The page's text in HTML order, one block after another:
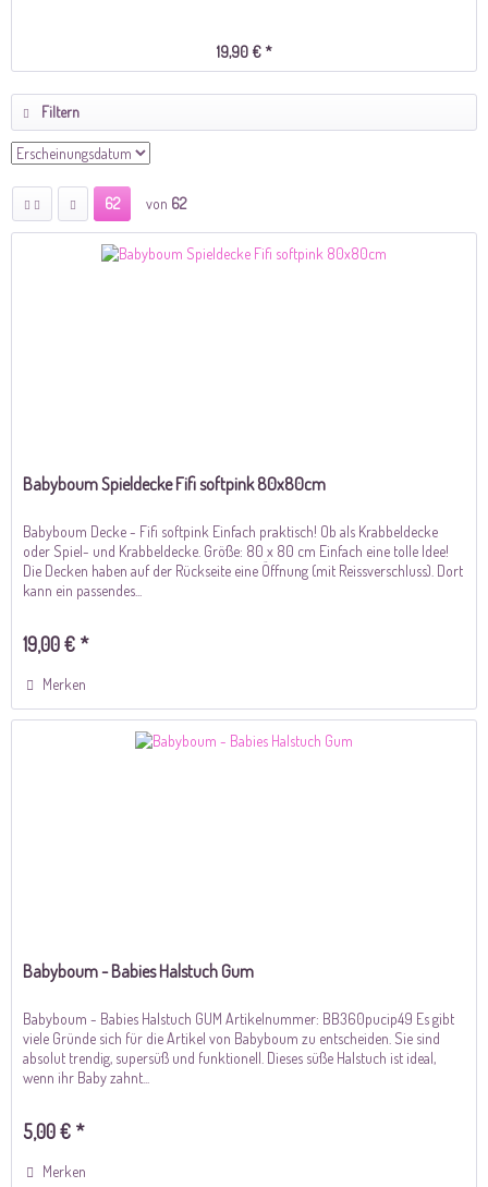
19,90 € *
Filtern
62 von 62
Babyboum Spieldecke Fifi softpink 80x80cm
Babyboum Decke - Fifi softpink Einfach praktisch! Ob als Krabbeldecke
oder Spiel- und Krabbeldecke. Größe: 80 x 80 cm Einfach eine tolle Idee!
Die Decken haben auf der Rückseite eine Öffnung (mit Reissverschluss). Dort
kann ein passendes...
19,00 € *
Merken
Babyboum - Babies Halstuch Gum
Babyboum - Babies Halstuch GUM Artikelnummer: BB360pucip49 Es gibt
viele Gründe sich für die Artikel von Babyboum zu entscheiden. Sie sind
absolut trendig, supersüß und funktionell. Dieses süße Halstuch ist ideal,
wenn ihr Baby zahnt...
5,00 € *
Merken